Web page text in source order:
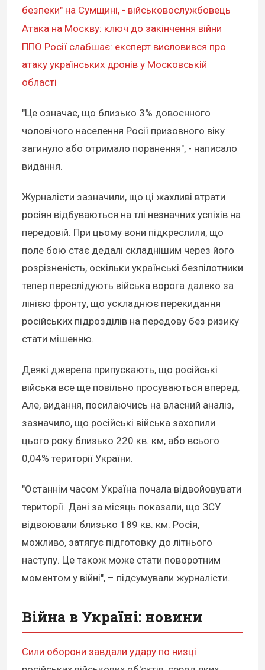
безпеки" на Сумщині, - військовослужбовець
Атака на Москву: ключ до закінчення війни
ППО Росії слабшає: експерт висловився про
атаку українських дронів у Московській
області
"Це означає, що близько 3% довоєнного
чоловічого населення Росії призовного віку
загинуло або отримало поранення", - написало
видання.
Журналісти зазначили, що ці жахливі втрати
росіян відбуваються на тлі незначних успіхів на
передовій. При цьому вони підкреслили, що
поле бою стає дедалі складнішим через його
розрізненість, оскільки українські безпілотники
тепер переслідують війська ворога далеко за
лінією фронту, що ускладнює перекидання
російських підрозділів на передову без ризику
стати мішенню.
Деякі джерела припускають, що російські
війська все ще повільно просуваються вперед.
Але, видання, посилаючись на власний аналіз,
зазначило, що російські війська захопили
цього року близько 220 кв. км, або всього
0,04% території України.
"Останнім часом Україна почала відвойовувати
території. Дані за місяць показали, що ЗСУ
відвоювали близько 189 кв. км. Росія,
можливо, затягує підготовку до літнього
наступу. Це також може стати поворотним
моментом у війні", – підсумували журналісти.
Війна в Україні: новини
Сили оборони завдали удару по низці